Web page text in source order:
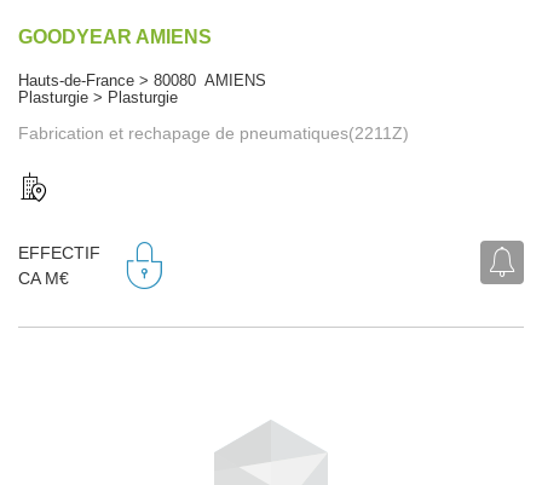
GOODYEAR AMIENS
Hauts-de-France > 80080 AMIENS
Plasturgie > Plasturgie
Fabrication et rechapage de pneumatiques(2211Z)
EFFECTIF
CA M€